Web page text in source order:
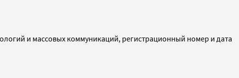
и массовых коммуникаций, регистрационный номер и дата